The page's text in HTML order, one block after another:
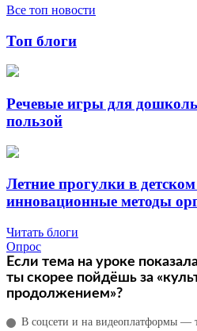
Все топ новости
Топ блоги
Речевые игры для
пользой
Летние прогулки в
инновационные методы
Читать блоги
Опрос
Если тема на уроке
ты скорее пойдёшь за
продолжением»?
В соцсети и на видеоплатформы —